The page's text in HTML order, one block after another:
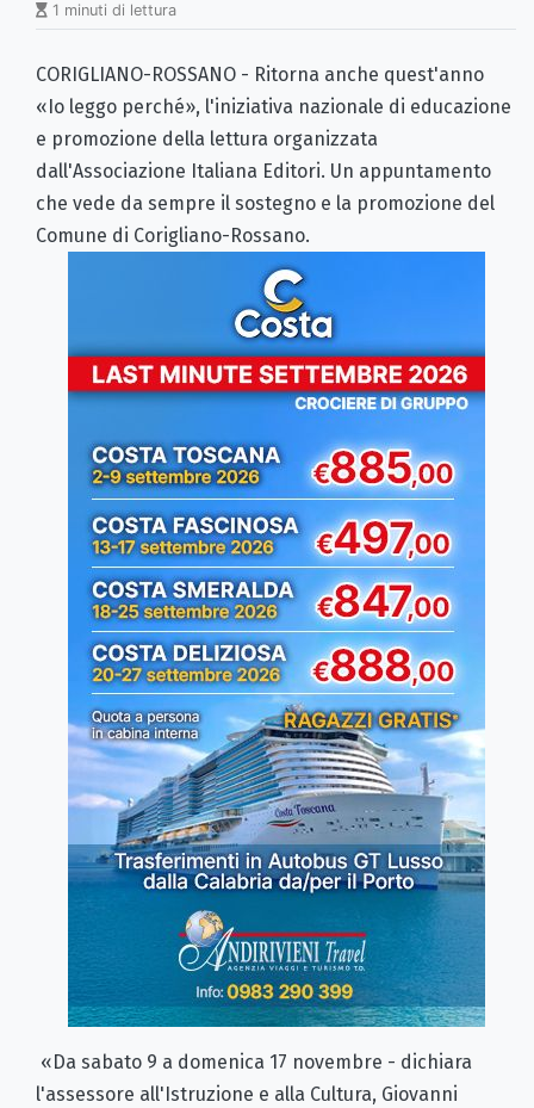
1 minuti di lettura
CORIGLIANO-ROSSANO - Ritorna anche quest'anno
«Io leggo perché», l'iniziativa nazionale di educazione
e promozione della lettura organizzata
dall'Associazione Italiana Editori. Un appuntamento
che vede da sempre il sostegno e la promozione del
Comune di Corigliano-Rossano.
«Da sabato 9 a domenica 17 novembre - dichiara
l'assessore all'Istruzione e alla Cultura, Giovanni